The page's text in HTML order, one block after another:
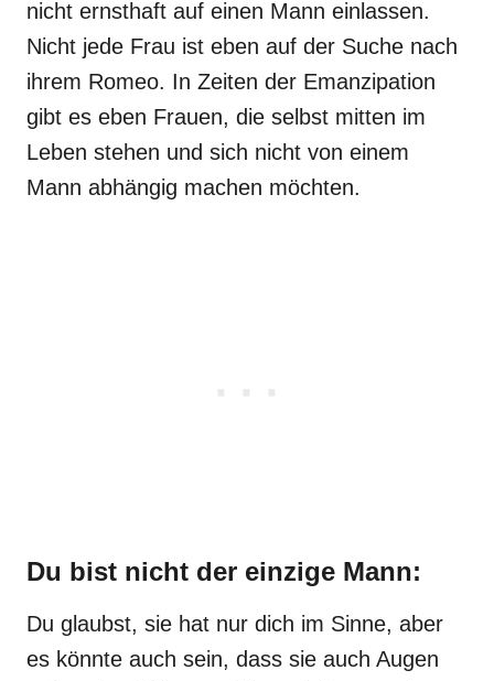
nicht ernsthaft auf einen Mann einlassen.
Nicht jede Frau ist eben auf der Suche nach
ihrem Romeo. In Zeiten der Emanzipation
gibt es eben Frauen, die selbst mitten im
Leben stehen und sich nicht von einem
Mann abhängig machen möchten.
Du bist nicht der einzige Mann:
Du glaubst, sie hat nur dich im Sinne, aber
es könnte auch sein, dass sie auch Augen